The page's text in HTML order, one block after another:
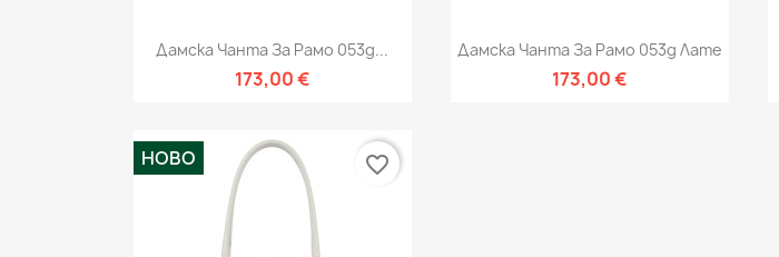
Бърз преглед
Дамска Чанта За Рамо 053g...
173,00 €
Бърз преглед
Дамска Чанта За Рамо 053g Лате
173,00 €
НОВО favorite_border